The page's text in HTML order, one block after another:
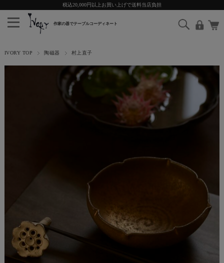
税込20,000円以上お買い上げで送料当店負担
IVORY TOP 陶磁器 村上直子